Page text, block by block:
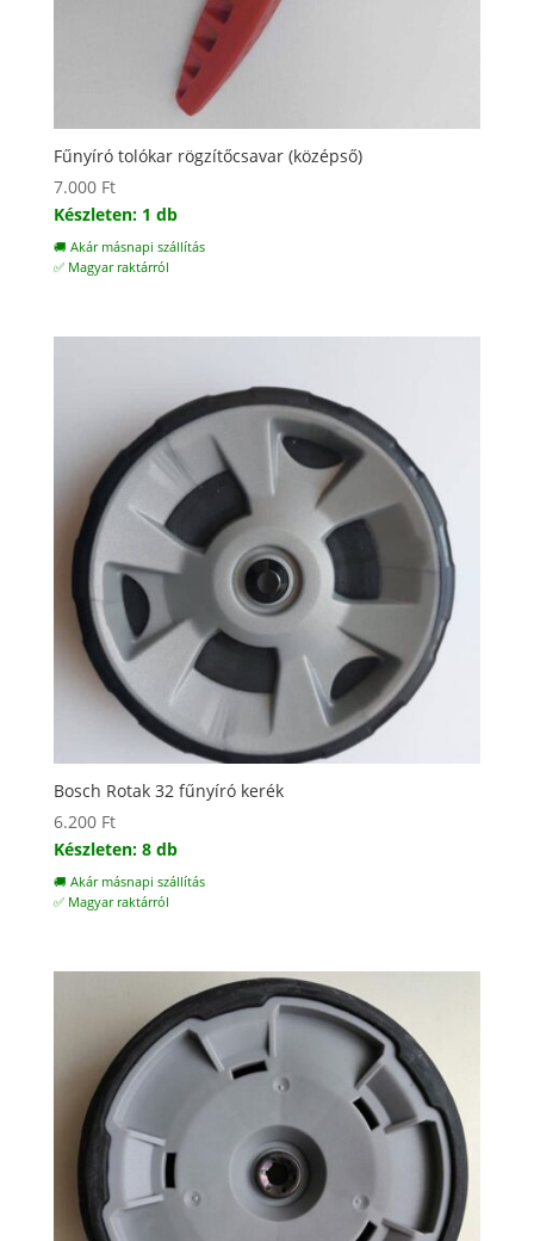
Fűnyíró tolókar rögzítőcsavar (középső)
7.000 Ft
Készleten: 1 db
🚚 Akár másnapi szállítás
✅ Magyar raktárról
Bosch Rotak 32 fűnyíró kerék
6.200 Ft
Készleten: 8 db
🚚 Akár másnapi szállítás
✅ Magyar raktárról